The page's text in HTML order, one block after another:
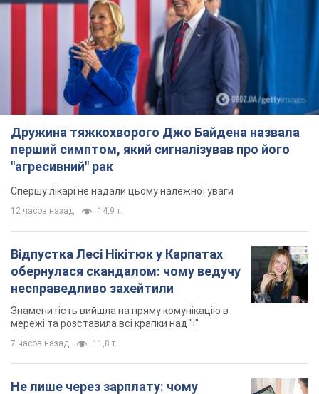
Спершу лікарі не надали цьому належної уваги
14,9 т.
Відпустка Лесі Нікітюк у Карпатах
обернулася скандалом: чому ведучу
несправедливо захейтили
Знаменитість вийшла на пряму комунікацію в
мережі та розставила всі крапки над "і"
7 часов назад 11,8 т.
українці не поспішають
погоджуватися на вакансії
Чого найбільше бракує на ринку праці
9 часов назад 3,1 т.